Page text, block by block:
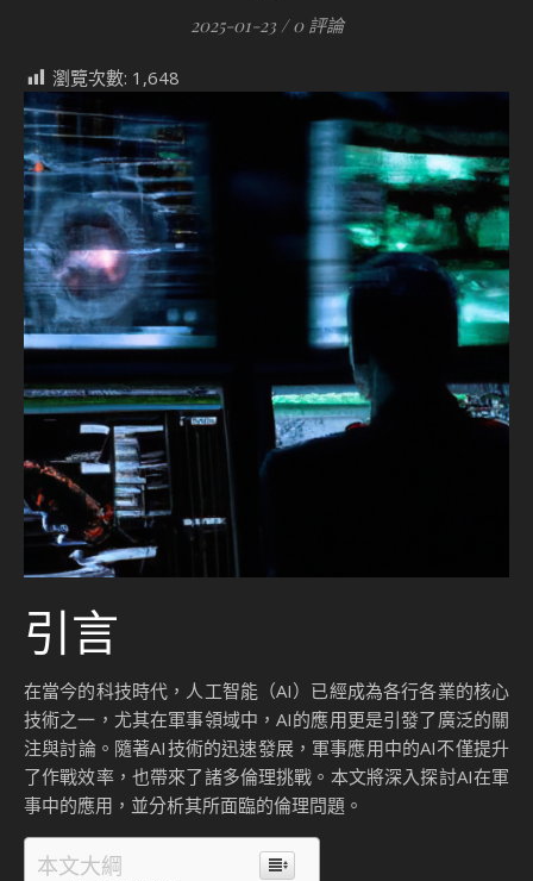
2025-01-23 / 0 評論
瀏覽次數: 1,648
引言
在當今的科技時代，人工智能（AI）已經成為各行各業的核心
技術之一，尤其在軍事領域中，AI的應用更是引發了廣泛的關
注與討論。隨著AI技術的迅速發展，軍事應用中的AI不僅提升
了作戰效率，也帶來了諸多倫理挑戰。本文將深入探討AI在軍
事中的應用，並分析其所面臨的倫理問題。
本文大綱